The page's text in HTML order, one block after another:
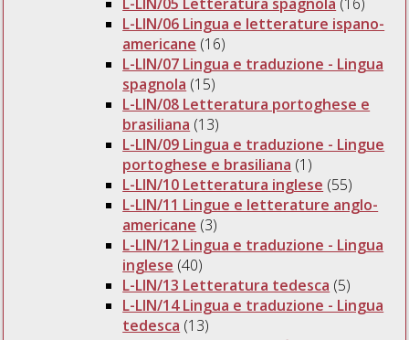
L-LIN/06 Lingua e letterature ispano-
americane (16)
L-LIN/07 Lingua e traduzione - Lingua
spagnola (15)
L-LIN/08 Letteratura portoghese e
brasiliana (13)
L-LIN/09 Lingua e traduzione - Lingue
portoghese e brasiliana (1)
L-LIN/10 Letteratura inglese (55)
L-LIN/11 Lingue e letterature anglo-
americane (3)
L-LIN/12 Lingua e traduzione - Lingua
inglese (40)
L-LIN/13 Letteratura tedesca (5)
L-LIN/14 Lingua e traduzione - Lingua
tedesca (13)